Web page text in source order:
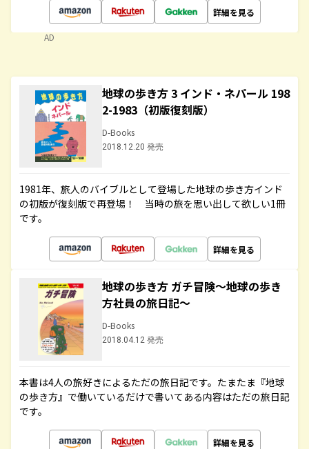
詳細を見る
AD
地球の歩き方 3 インド・ネパール 198
2-1983（初版復刻版）
D-Books
2018.12.20 発売
1981年、旅人のバイブルとして登場した地球の歩き方インド
の初版が復刻版で再登場！ 当時の旅を思い出して欲しい1冊
です。
詳細を見る
地球の歩き方 ガチ冒険～地球の歩き
方社員の旅日記～
D-Books
2018.04.12 発売
本書は4人の旅好きによるただの旅日記です。たまたま『地球
の歩き方』で働いているだけで書いてある内容はただの旅日記
です。
詳細を見る